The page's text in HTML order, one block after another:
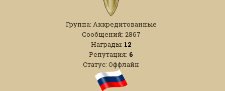
Группа: Аккредитованные
Сообщений: 2867
Награды: 12
Репутация: 6
Статус: Оффлайн